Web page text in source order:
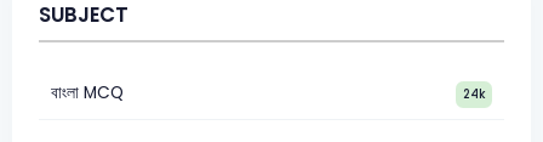
SUBJECT
বাংলা MCQ 24k